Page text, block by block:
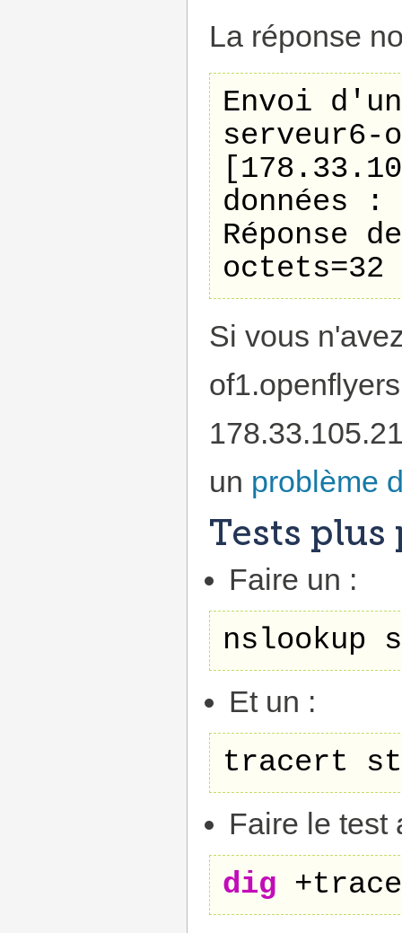
La réponse
Envoi
données :
Réponse
Si vous
un problème
Tests plus
Faire un :
nslookup
Et un :
tracert
Faire le test
dig